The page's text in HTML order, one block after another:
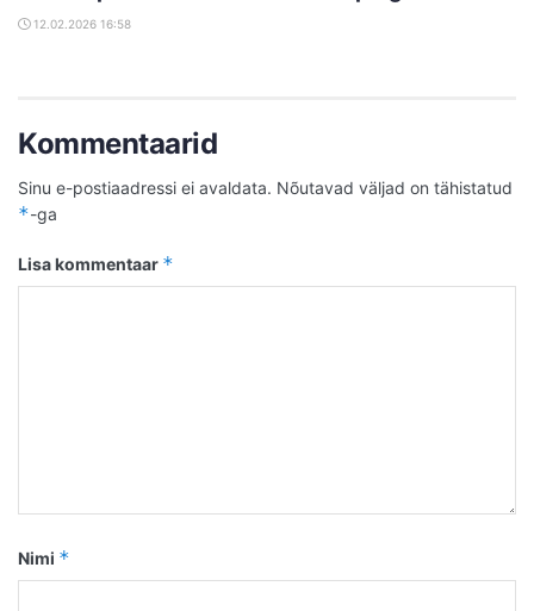
12.02.2026 16:58
Kommentaarid
Sinu e-postiaadressi ei avaldata. Nõutavad väljad on tähistatud
*-ga
Lisa kommentaar *
Nimi *